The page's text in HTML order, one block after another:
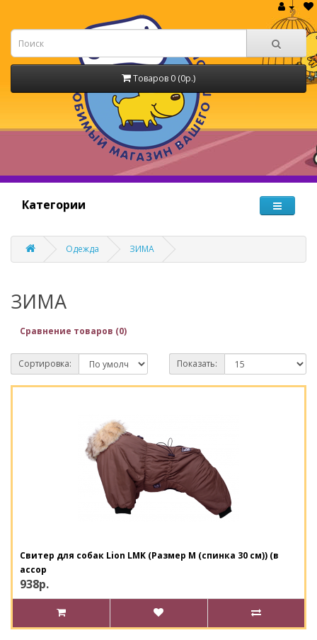
Товаров 0 (0р.)
Категории
Одежда ЗИМА
ЗИМА
Сравнение товаров (0)
Сортировка: Показать:
Свитер для собак Lion LMK (Размер M (спинка 30 см)) (в
ассор
938р.